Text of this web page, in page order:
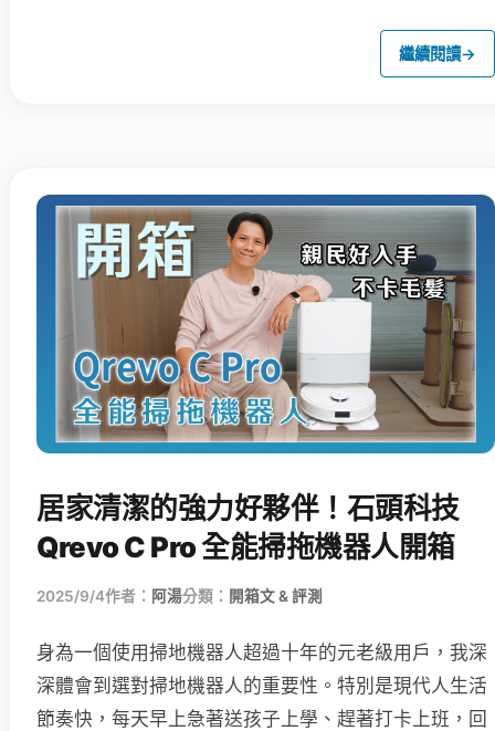
繼續閱讀→
居家清潔的強力好夥伴！石頭科技
Qrevo C Pro 全能掃拖機器人開箱
2025/9/4作者： 阿湯分類： 開箱文 & 評測
身為一個使用掃地機器人超過十年的元老級用戶，我深
深體會到選對掃地機器人的重要性。特別是現代人生活
節奏快，每天早上急著送孩子上學、趕著打卡上班，回